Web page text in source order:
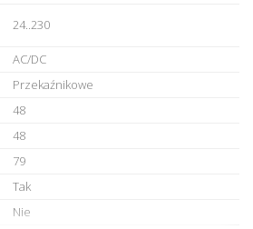
24..230
AC/DC
Przekaźnikowe
48
48
79
Tak
Nie